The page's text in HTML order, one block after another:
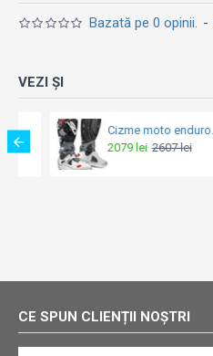
Bazată pe 0 opinii. -
VEZI ȘI
Cizme moto enduro - Sidi Crossfire 3 SRS White-Grey-Black
2079 lei 2607 lei
CE SPUN CLIENȚII NOȘTRI